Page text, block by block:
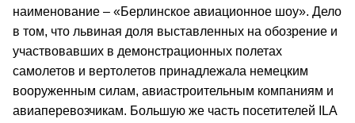
наименование – «Берлинское авиационное шоу». Дело
в том, что львиная доля выставленных на обозрение и
участвовавших в демонстрационных полетах
самолетов и вертолетов принадлежала немецким
вооруженным силам, авиастроительным компаниям и
авиаперевозчикам. Большую же часть посетителей ILA